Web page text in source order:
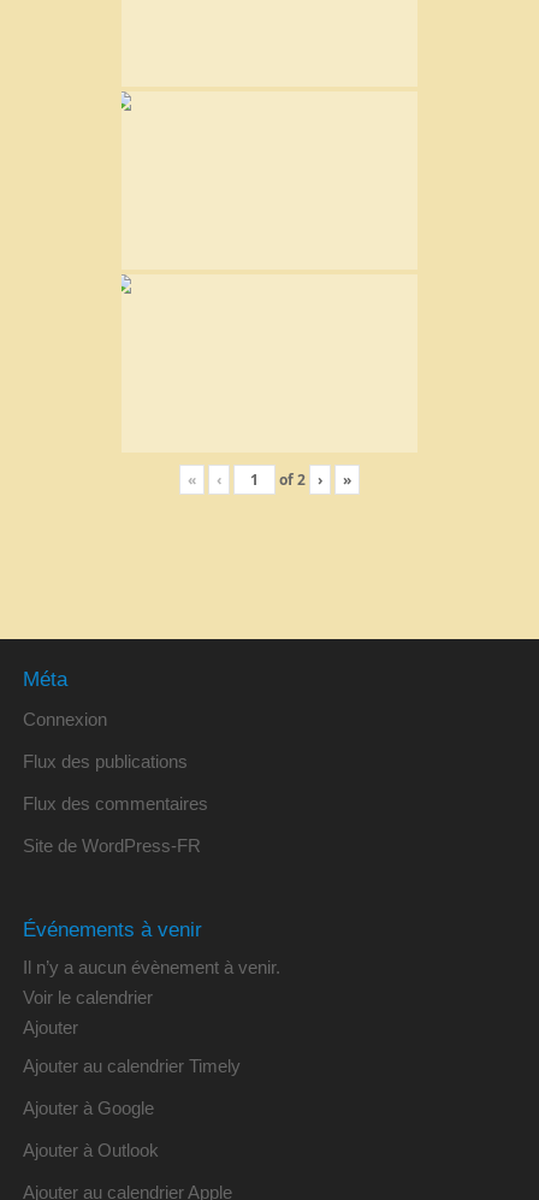
« ‹ of2 › »
Méta
Connexion
Flux des publications
Flux des commentaires
Site de WordPress-FR
Événements à venir
Il n’y a aucun évènement à venir.
Voir le calendrier
Ajouter
Ajouter au calendrier Timely
Ajouter à Google
Ajouter à Outlook
Ajouter au calendrier Apple